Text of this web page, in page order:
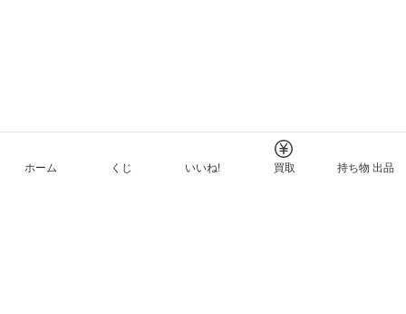
ホーム くじ いいね! 買取 持ち物 出品